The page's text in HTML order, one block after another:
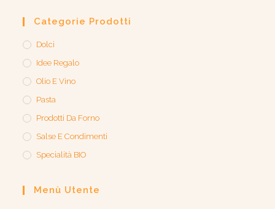
Categorie Prodotti
Dolci
Idee Regalo
Olio E Vino
Pasta
Prodotti Da Forno
Salse E Condimenti
Specialità BIO
Menù Utente